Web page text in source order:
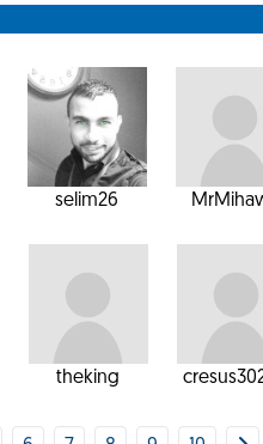
selim26
theking